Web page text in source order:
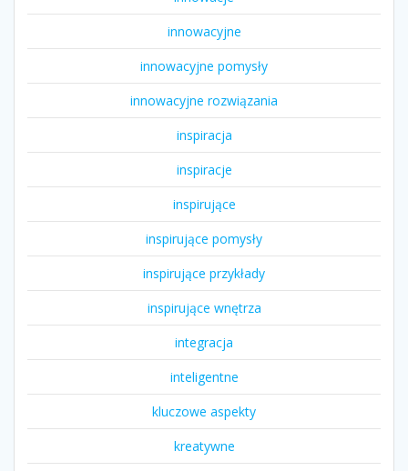
innowacyjne
innowacyjne pomysły
innowacyjne rozwiązania
inspiracja
inspiracje
inspirujące
inspirujące pomysły
inspirujące przykłady
inspirujące wnętrza
integracja
inteligentne
kluczowe aspekty
kreatywne